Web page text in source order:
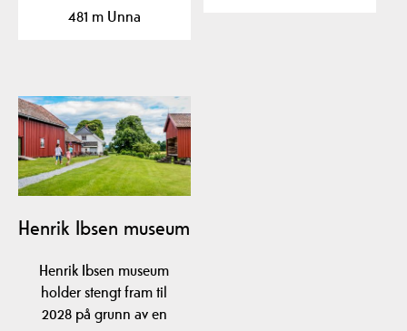
481 m Unna
Henrik Ibsen museum
Henrik Ibsen museum
holder stengt fram til
2028 på grunn av en